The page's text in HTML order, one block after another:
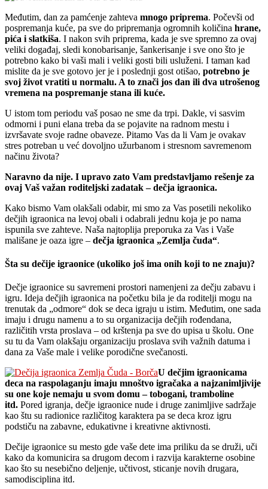
Međutim, dan za pamćenje zahteva mnogo priprema. Počevši od
pospremanja kuće, pa sve do pripremanja ogromnih količina hrane,
pića i slatkiša. I nakon svih priprema, kada je sve spremno za ovaj
veliki događaj, sledi konobarisanje, šankerisanje i sve ono što je
potrebno kako bi vaši mali i veliki gosti bili usluženi. I taman kad
mislite da je sve gotovo jer je i poslednji gost otišao, potrebno je
svoj život vratiti u normalu. A to znači jos dan ili dva utrošenog
vremena na pospremanje stana ili kuće.
U istom tom periodu vaš posao ne sme da trpi. Dakle, vi sasvim
odmorni i puni elana treba da se pojavite na radnom mestu i
izvršavate svoje radne obaveze. Pitamo Vas da li Vam je ovakav
stres potreban u već dovoljno užurbanom i stresnom savremenom
načinu života?
Naravno da nije. I upravo zato Vam predstavljamo rešenje za
ovaj Vaš važan roditeljski zadatak – dečja igraonica.
Kako bismo Vam olakšali odabir, mi smo za Vas posetili nekoliko
dečjih igraonica na levoj obali i odabrali jednu koja je po nama
ispunila sve zahteve. Naša najtoplija preporuka za Vas i Vaše
mališane je oaza igre – dečja igraonica „Zemlja čuda“.
Šta su dečije igraonice (ukoliko još ima onih koji to ne znaju)?
Dečje igraonice su savremeni prostori namenjeni za dečju zabavu i
igru. Ideja dečjih igraonica na početku bila je da roditelji mogu na
trenutak da „odmore“ dok se deca igraju u istim. Međutim, one sada
imaju i drugu namenu a to su organizacija dečjih rođendana,
različitih vrsta proslava – od krštenja pa sve do upisa u školu. One
su tu da Vam olakšaju organizaciju proslava svih važnih datuma i
dana za Vaše male i velike porodične svečanosti.
U dečjim igraonicama
deca na raspolaganju imaju mnoštvo igračaka a najzanimljivije
su one koje nemaju u svom domu – tobogani, tramboline
itd. Pored igranja, dečje igraonice nude i druge zanimljive sadržaje
kao štu su radionice različitog karaktera pa se deca kroz igru
podstiču na zabavne, edukativne i kreativne aktivnosti.
Dečije igraonice su mesto gde vaše dete ima priliku da se druži, uči
kako da komunicira sa drugom decom i razvija karakterne osobine
kao što su nesebično deljenje, učtivost, sticanje novih drugara,
samodisciplina itd.